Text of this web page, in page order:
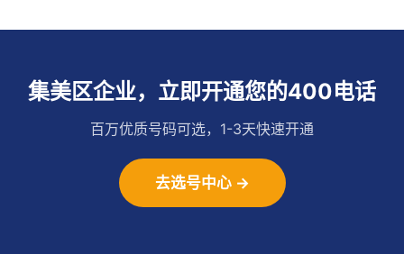
集美区企业，立即开通您的400电话
百万优质号码可选，1-3天快速开通
去选号中心 →